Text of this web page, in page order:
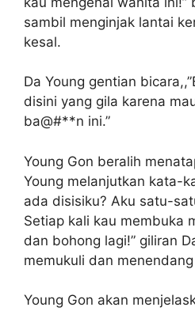
sambil menginjak lantai
kesal.
Da Young gentian
disini yang gila karena
ba@#**n ini.”
Young Gon beralih
Young melanjutkan kata-
ada disisiku? Aku satu-
Setiap kali kau membuka
dan bohong lagi!” giliran
memukuli dan
Young Gon akan